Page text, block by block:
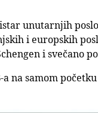
unutarnjih
i europskih
i svečano
na samom